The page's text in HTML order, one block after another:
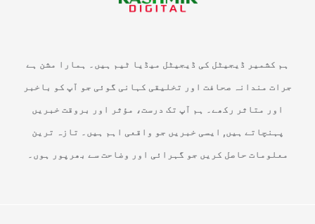
ہم کشمیر ڈیجیٹل کی ڈیجیٹل میڈیا ٹیم ہیں۔ ہمارا مشن ہے
جرات مندانہ صحافت اور تخلیقی کہانی گوئی جو آپ کو باخبر
اور متاثر رکھے۔ ہم آپ تک درست، مؤثر اور بروقت خبریں
پہنچاتے ہیں, ایسی خبریں جو واقعی اہم ہیں۔ تازہ ترین
معلومات حاصل کریں جو گہرائی اور وضاحت سے بھرپور ہوں۔